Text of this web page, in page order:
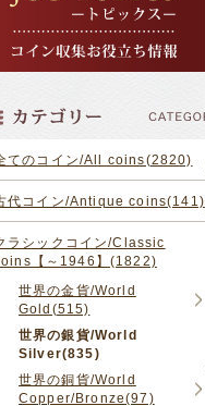
てのコイン/All coins(2820)
代コイン/Antique coins(141)
ラシックコイン/Classic
【～1946】(1822)
世界の金貨/World
Gold(515)
世界の銀貨/World
Silver(835)
世界の銅貨/World
Copper/Bronze(97)